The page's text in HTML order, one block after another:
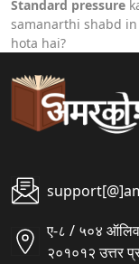
Standard pressure
samanarthi shabd
hota hai?
ए-८ / ५०४ ऑलिव
२०१०१२ उत्तर